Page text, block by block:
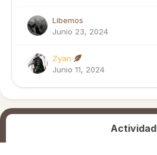
Libemos
Junio 23, 2024
Zyan
Junio 11, 2024
Actividad